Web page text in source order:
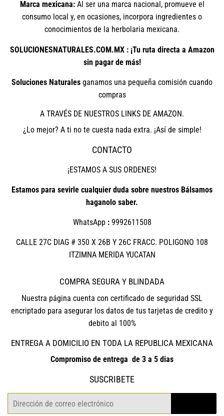
Marca mexicana:Al ser una marca nacional, promueve el
consumo local y, en ocasiones, incorpora ingredientes o
conocimientos de la herbolaria mexicana.
SOLUCIONESNATURALES.COM.MX : ¡Tu ruta directa a Amazon
sin pagar de más!
Soluciones Naturales ganamos una pequeña comisión cuando
compras
A TRAVÉS DE NUESTROS LINKS DE AMAZON.
¿Lo mejor? A ti no te cuesta nada extra. ¡Así de simple!
CONTACTO
¡ESTAMOS A SUS ORDENES!
Estamos para sevirle cualquier duda sobre nuestros Bálsamos
haganolo saber.
WhatsApp : 9992611508
CALLE 27C DIAG # 350 X 26B Y 26C FRACC. POLIGONO 108
ITZIMNA MERIDA YUCATAN
COMPRA SEGURA Y BLINDADA
Nuestra página cuenta con certificado de seguridad SSL
encriptado para asegurar los datos de tus tarjetas de credito y
debito al 100%
ENTREGA A DOMICILIO EN TODA LA REPUBLICA MEXICANA
Compromiso de entrega de 3 a 5 dias
SUSCRIBETE
Correo